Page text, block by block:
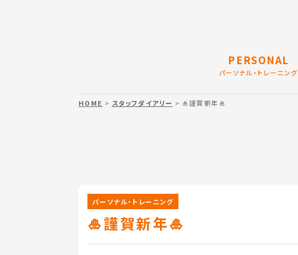
PERSONAL
パーソナル・トレーニング
HOME > スタッフダイアリー > 🎍謹賀新年🎍
パーソナル・トレーニング
🎍謹賀新年🎍